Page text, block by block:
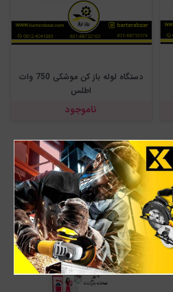
دستگاه لوله باز کن موشکی 750 وات
اطلس
ناموجود
۱
پشتیبانی 24 ساعته